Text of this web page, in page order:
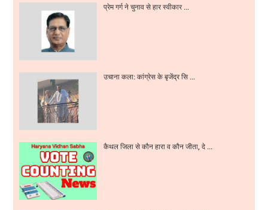
प्रेम गर्ग ने चुनाव से हार स्वीकार ...
उचाना कला: कांग्रेस के बृजेंद्र सि ...
कैथल जिला से कौन हारा व कौन जीता, दे ...